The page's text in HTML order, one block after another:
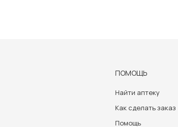
ПОМОЩЬ
Найти аптеку
Как сделать заказ
Помощь